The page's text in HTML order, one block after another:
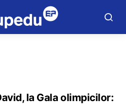
la Gala olimpicilor: